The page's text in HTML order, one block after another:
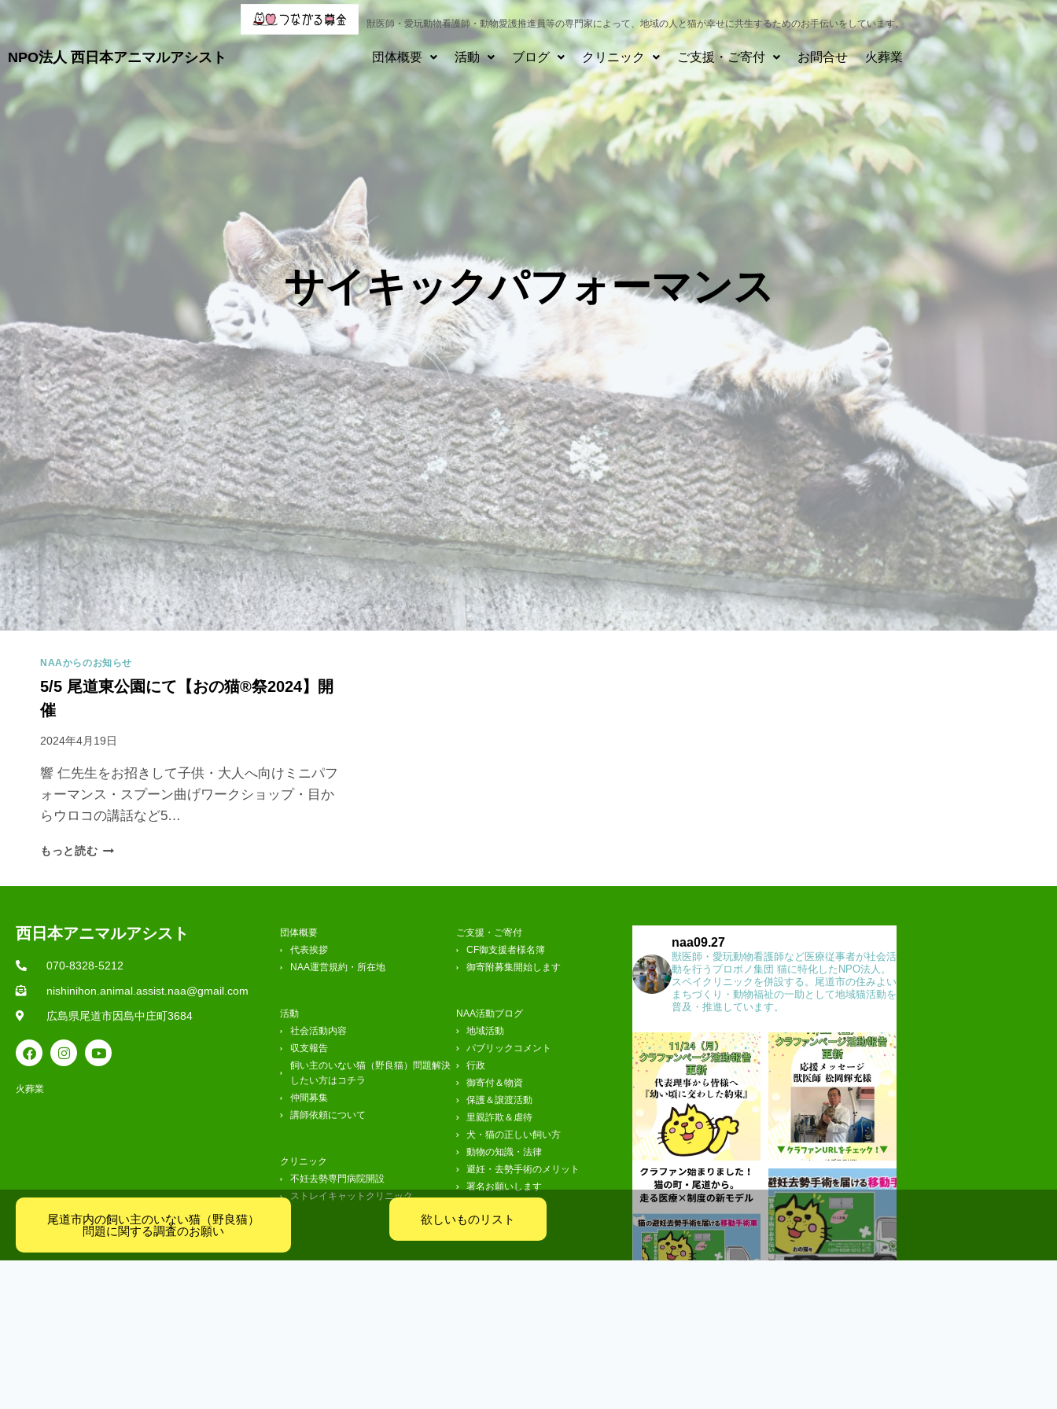
獣医師・愛玩動物看護師・動物愛護推進員等の専門家によって、地域の人と猫が幸せに共生するためのお手伝いをしています。
NPO法人西日本アニマルアシスト 団体概要 活動 ブログ クリニック ご支援・ご寄付 お問合せ 火葬業
サイキックパフォーマンス
NAAからのお知らせ
5/5 尾道東公園にて【おの猫®祭2024】開
催
2024年4月19日
響 仁先生をお招きして子供・大人へ向けミニパフ
ォーマンス・スプーン曲げワークショップ・目か
らウロコの講話など5…
もっと読む
西日本アニマルアシスト
070-8328-5212
nishinihon.animal.assist.naa@gmail.com
広島県尾道市因島中庄町3684
火葬業
団体概要
代表挨拶
NAA運営規約・所在地
活動
社会活動内容
収支報告
飼い主のいない猫（野良猫）問題解決
したい方はコチラ
仲間募集
講師依頼について
クリニック
不妊去勢専門病院開設
ストレイキャットクリニック
ご支援・ご寄付
CF御支援者様名簿
御寄附募集開始します
NAA活動ブログ
地域活動
パブリックコメント
行政
御寄付＆物資
保護＆譲渡活動
里親詐欺＆虐待
犬・猫の正しい飼い方
動物の知識・法律
避妊・去勢手術のメリット
署名お願いします
naa09.27
獣医師・愛玩動物看護師など医療従事者が社会活
動を行うプロボノ集団 猫に特化したNPO法人。
スペイクリニックを併設する。尾道市の住みよい
まちづくり・動物福祉の一助として地域猫活動を
普及・推進しています。
尾道市内の飼い主のいない猫（野良猫）
問題に関する調査のお願い
欲しいものリスト